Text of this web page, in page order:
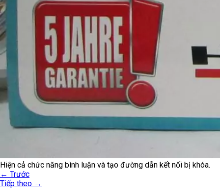
Hiện cả chức năng bình luận và tạo đường dẫn kết nối bị khóa.
← Trước
Tiếp theo →